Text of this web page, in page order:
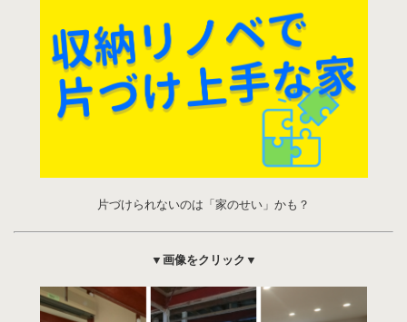
片づけられないのは「家のせい」かも？
▼画像をクリック▼